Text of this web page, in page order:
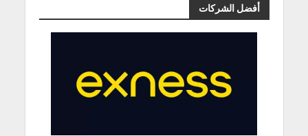
أفضل الشركات